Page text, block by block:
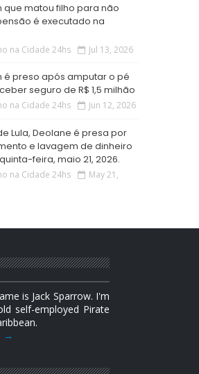
que matou filho para não
é executado na
na Cidade 24hs Jul 13, 2026
é preso após amputar o pé
seguro de R$ 1,5 milhão
na Cidade 24hs Jun 12, 2026
Lula, Deolane é presa por
e lavagem de dinheiro
feira, maio 21, 2026.
na Cidade 24hs
May 21,
is Jack Sparrow. I'm
self-employed Pirate
→